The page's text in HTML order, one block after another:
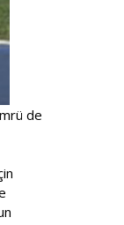
de